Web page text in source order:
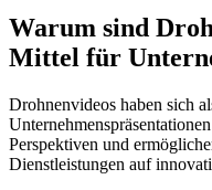
Warum sind
Mittel für
Drohnenvideos haben sich
Perspektiven und
Dienstleistungen auf